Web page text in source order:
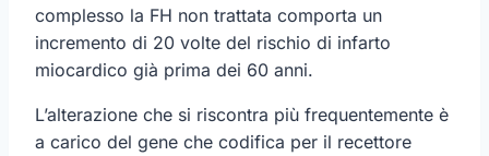
complesso la FH non trattata comporta un
incremento di 20 volte del rischio di infarto
miocardico già prima dei 60 anni.
L’alterazione che si riscontra più frequentemente è
a carico del gene che codifica per il recettore